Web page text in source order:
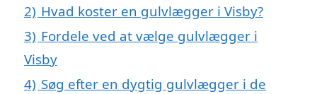
2) Hvad koster en gulvlægger i Visby?
3) Fordele ved at vælge gulvlægger i
Visby
4) Søg efter en dygtig gulvlægger i de